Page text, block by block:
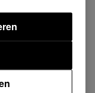
nach Modell
genannt) heißt